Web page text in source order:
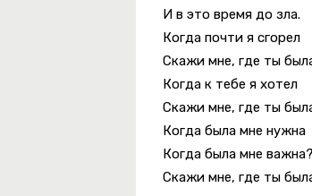
И в это время до зла.
Когда почти я сгорел
Скажи мне, где ты
Когда к тебе я хотел
Скажи мне, где ты
Когда была мне нужна
Когда была мне важна?
Скажи мне, где ты